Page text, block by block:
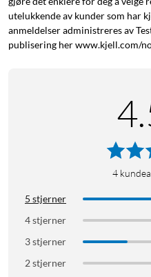
utelukkende av kunder som har
anmeldelser administreres av
publisering her www.kjell.com/
4
5 stjerner
4 stjerner
3 stjerner
2 stjerner